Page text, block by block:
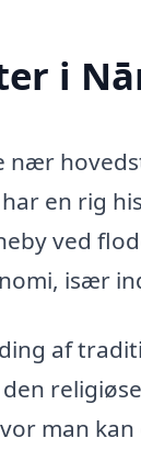
i
nær
en rig
ved
især
af
man